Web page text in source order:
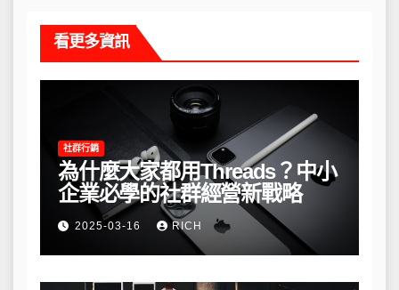
看更多資訊
社群行銷
為什麼大家都用Threads？中小
企業必學的社群經營新戰略
2025-03-16 RICH